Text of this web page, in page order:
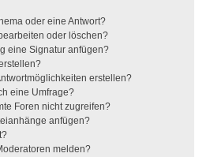
oder eine Antwort?
oder löschen?
eine Signatur anfügen?
erstellen?
eine Umfrage?
Foren nicht zugreifen?
anfügen?
melden?